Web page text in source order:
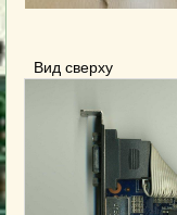
Вид сверху